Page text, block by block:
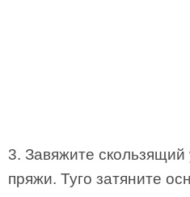
3. Завяжите скользящий
пряжи. Туго затяните